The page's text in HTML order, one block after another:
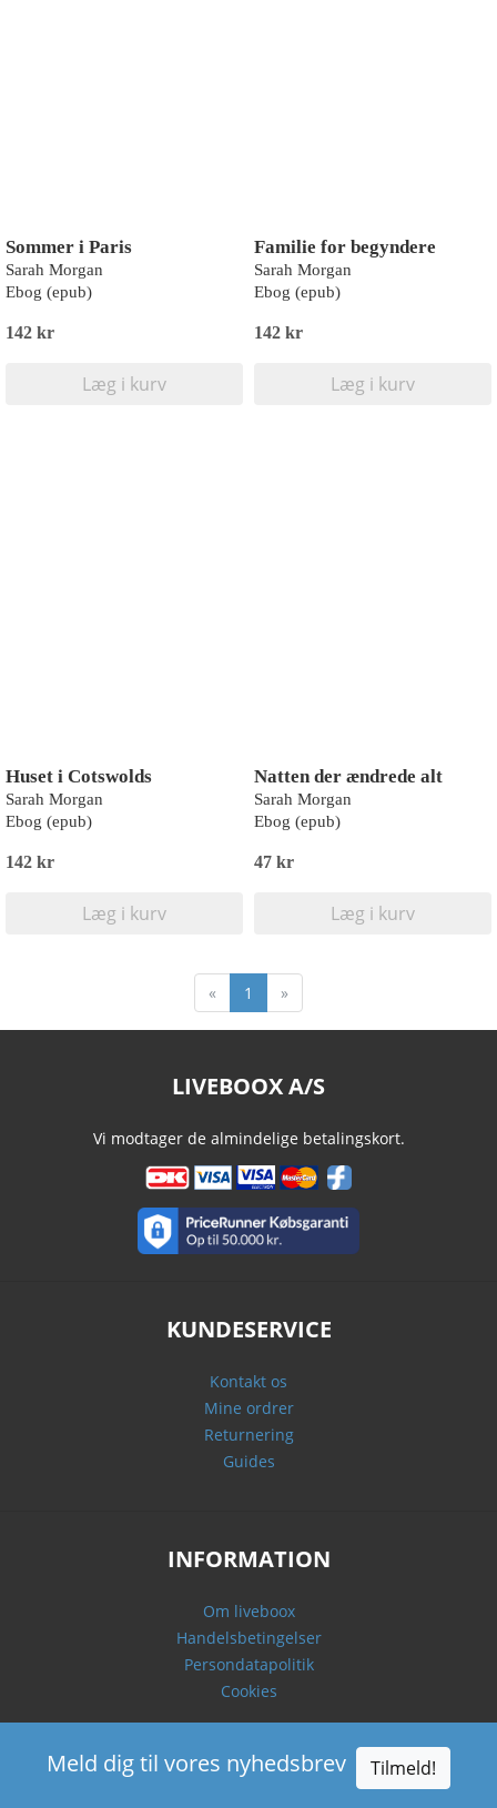
Sommer i Paris
Sarah Morgan
Ebog (epub)
142 kr
Læg i kurv
Familie for begyndere
Sarah Morgan
Ebog (epub)
142 kr
Læg i kurv
Huset i Cotswolds
Sarah Morgan
Ebog (epub)
142 kr
Læg i kurv
Natten der ændrede alt
Sarah Morgan
Ebog (epub)
47 kr
Læg i kurv
« 1 »
LIVEBOOX A/S
Vi modtager de almindelige betalingskort.
KUNDESERVICE
Kontakt os
Mine ordrer
Returnering
Guides
INFORMATION
Om liveboox
Handelsbetingelser
Persondatapolitik
Cookies
Meld dig til vores nyhedsbrev Tilmeld!